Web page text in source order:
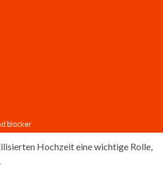
Hochzeit eine wichtige Rolle,